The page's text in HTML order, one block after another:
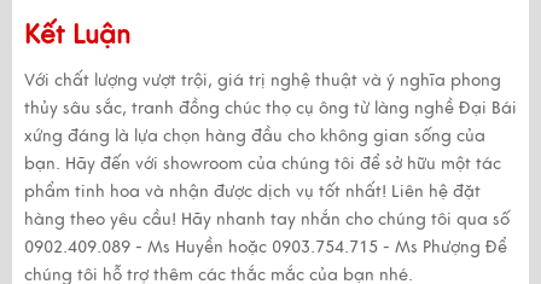
Kết Luận
Với chất lượng vượt trội, giá trị nghệ thuật và ý nghĩa phong
thủy sâu sắc, tranh đồng chúc thọ cụ ông từ làng nghề Đại Bái
xứng đáng là lựa chọn hàng đầu cho không gian sống của
bạn. Hãy đến với showroom của chúng tôi để sở hữu một tác
phẩm tinh hoa và nhận được dịch vụ tốt nhất! Liên hệ đặt
hàng theo yêu cầu! Hãy nhanh tay nhắn cho chúng tôi qua số
0902.409.089 - Ms Huyền hoặc 0903.754.715 - Ms Phượng Để
chúng tôi hỗ trợ thêm các thắc mắc của bạn nhé.